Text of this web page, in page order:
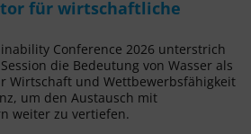
für wirtschaftliche
Conference 2026 unterstrich
die Bedeutung von Wasser als
Wirtschaft und Wettbewerbsfähigkeit
um den Austausch mit
weiter zu vertiefen.